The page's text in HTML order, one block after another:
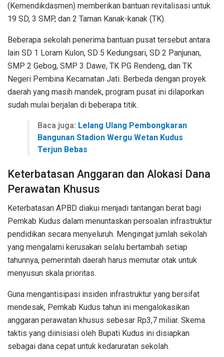
(Kemendikdasmen) memberikan bantuan revitalisasi untuk
19 SD, 3 SMP, dan 2 Taman Kanak-kanak (TK).
Beberapa sekolah penerima bantuan pusat tersebut antara
lain SD 1 Loram Kulon, SD 5 Kedungsari, SD 2 Panjunan,
SMP 2 Gebog, SMP 3 Dawe, TK PG Rendeng, dan TK
Negeri Pembina Kecamatan Jati. Berbeda dengan proyek
daerah yang masih mandek, program pusat ini dilaporkan
sudah mulai berjalan di beberapa titik.
Baca juga: Lelang Ulang Pembongkaran
Bangunan Stadion Wergu Wetan Kudus
Terjun Bebas
Keterbatasan Anggaran dan Alokasi Dana
Perawatan Khusus
Keterbatasan APBD diakui menjadi tantangan berat bagi
Pemkab Kudus dalam menuntaskan persoalan infrastruktur
pendidikan secara menyeluruh. Mengingat jumlah sekolah
yang mengalami kerusakan selalu bertambah setiap
tahunnya, pemerintah daerah harus memutar otak untuk
menyusun skala prioritas.
Guna mengantisipasi insiden infrastruktur yang bersifat
mendesak, Pemkab Kudus tahun ini mengalokasikan
anggaran perawatan khusus sebesar Rp3,7 miliar. Skema
taktis yang diinisiasi oleh Bupati Kudus ini disiapkan
sebagai dana cepat untuk kedaruratan sekolah.